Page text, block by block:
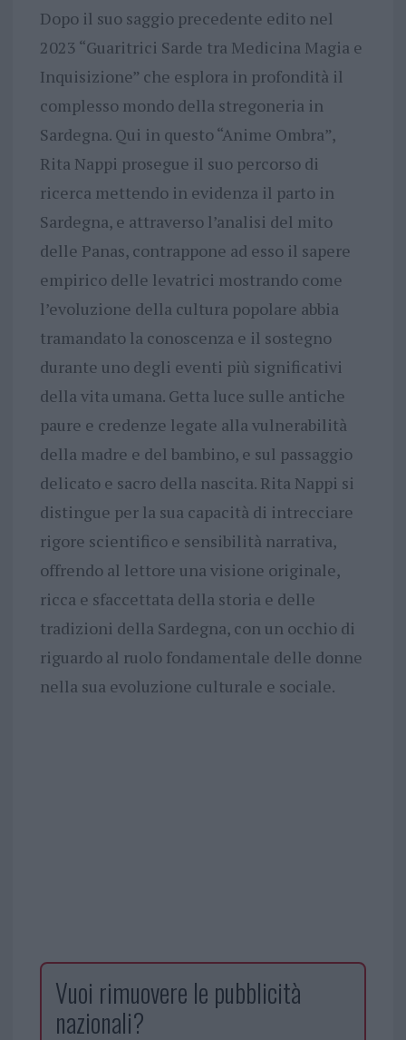
Dopo il suo saggio precedente edito nel
2023 “Guaritrici Sarde tra Medicina Magia e
Inquisizione” che esplora in profondità il
complesso mondo della stregoneria in
Sardegna. Qui in questo “Anime Ombra”,
Rita Nappi prosegue il suo percorso di
ricerca mettendo in evidenza il parto in
Sardegna, e attraverso l’analisi del mito
delle Panas, contrappone ad esso il sapere
empirico delle levatrici mostrando come
l’evoluzione della cultura popolare abbia
tramandato la conoscenza e il sostegno
durante uno degli eventi più significativi
della vita umana. Getta luce sulle antiche
paure e credenze legate alla vulnerabilità
della madre e del bambino, e sul passaggio
delicato e sacro della nascita. Rita Nappi si
distingue per la sua capacità di intrecciare
rigore scientifico e sensibilità narrativa,
offrendo al lettore una visione originale,
ricca e sfaccettata della storia e delle
tradizioni della Sardegna, con un occhio di
riguardo al ruolo fondamentale delle donne
nella sua evoluzione culturale e sociale.
Vuoi rimuovere le pubblicità
nazionali?